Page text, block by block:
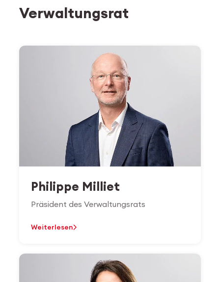
Verwaltungsrat
Philippe Milliet
Präsident des Verwaltungsrats
Weiterlesen